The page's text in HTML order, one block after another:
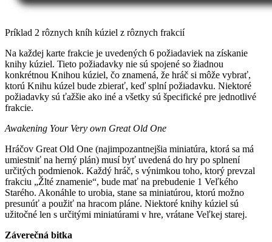
Príklad 2 rôznych kníh kúziel z rôznych frakcií
Na každej karte frakcie je uvedených 6 požiadaviek na získanie
knihy kúziel. Tieto požiadavky nie sú spojené so žiadnou
konkrétnou Knihou kúziel, čo znamená, že hráč si môže vybrať,
ktorú Knihu kúzel bude zbierať, keď splní požiadavku. Niektoré
požiadavky sú ťažšie ako iné a všetky sú špecifické pre jednotlivé
frakcie.
Awakening Your Very own Great Old One
Hráčov Great Old One (najimpozantnejšia miniatúra, ktorá sa má
umiestniť na herný plán) musí byť uvedená do hry po splnení
určitých podmienok. Každý hráč, s výnimkou toho, ktorý prevzal
frakciu „Žlté znamenie“, bude mať na prebudenie 1 Veľkého
Starého. Akonáhle to urobia, stane sa miniatúrou, ktorú možno
presunúť a použiť na hracom pláne. Niektoré knihy kúziel sú
užitočné len s určitými miniatúrami v hre, vrátane Veľkej starej.
Záverečná bitka